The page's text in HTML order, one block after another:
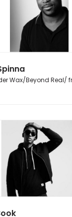
Wax/Beyond Real/